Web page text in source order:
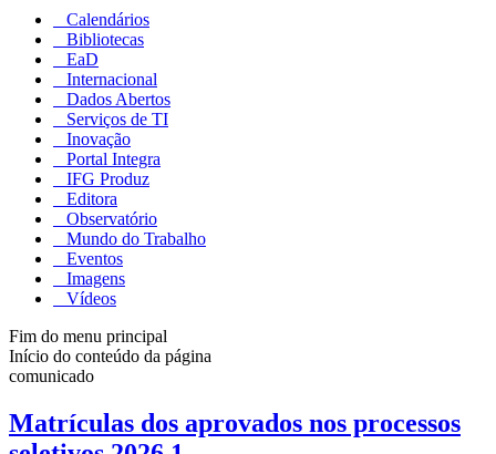
Calendários
Bibliotecas
EaD
Internacional
Dados Abertos
Serviços de TI
Inovação
Portal Integra
IFG Produz
Editora
Observatório
Mundo do Trabalho
Eventos
Imagens
Vídeos
Fim do menu principal
Início do conteúdo da página
comunicado
Matrículas dos aprovados nos processos